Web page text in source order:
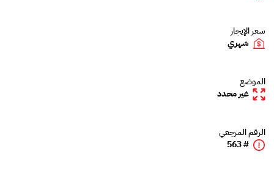
سعر الإيجار
شهري
الموضع
غير محدد
الرقم المرجعي
# 563